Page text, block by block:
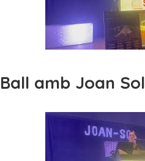
Ball amb Joan Sol